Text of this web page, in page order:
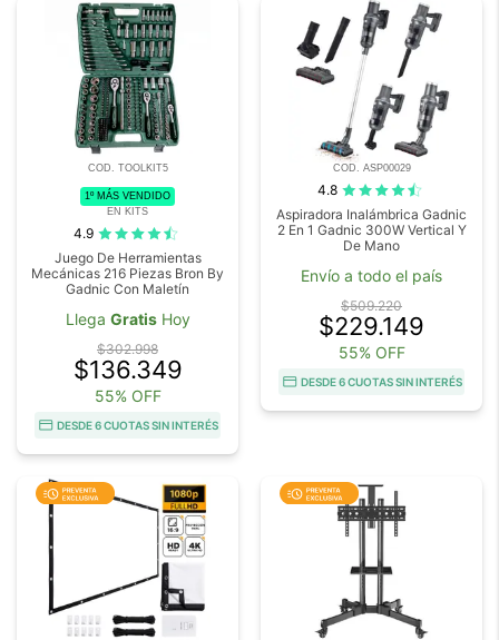
COD. TOOLKIT5
1º MÁS VENDIDO
EN KITS
4.9
Juego De Herramientas
Mecánicas 216 Piezas Bron By
Gadnic Con Maletín
Llega GratisHoy
$302.998
$136.349
55% OFF
DESDE 6 CUOTAS SIN INTERÉS
COD. ASP00029
4.8
Aspiradora Inalámbrica Gadnic
2 En 1 Gadnic 300W Vertical Y
De Mano
Envío a todo el país
$509.220
$229.149
55% OFF
DESDE 6 CUOTAS SIN INTERÉS